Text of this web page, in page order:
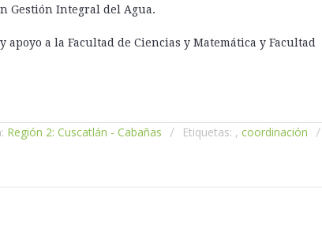
Gestión Integral del Agua.
apoyo a la Facultad de Ciencias y Matemática y Facultad
Región 2: Cuscatlán - Cabañas Etiquetas: , coordinación